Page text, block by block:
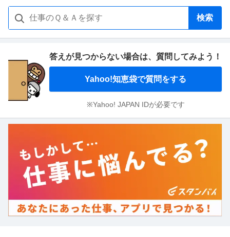
検索
答えが見つからない場合は、 質問してみよう！
Yahoo!知恵袋で質問をする
※Yahoo! JAPAN IDが必要です